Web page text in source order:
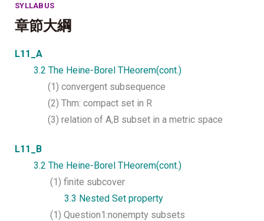
SYLLABUS
章節大綱
L11_A
3.2 The Heine-Borel THeorem(cont.)
(1) convergent subsequence
(2) Thm: compact set in R
(3) relation of A,B subset in a metric space
L11_ B
3.2 The Heine-Borel THeorem(cont.)
(1) finite subcover
3.3 Nested Set property
(1) Question1:nonempty subsets